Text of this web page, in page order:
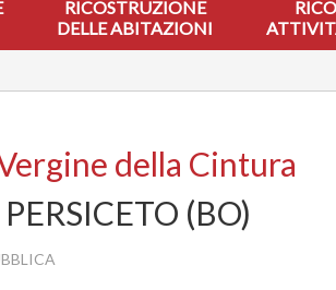
RICOSTRUZIONE
DELLE ABITAZIONI
della Cintura
(BO)